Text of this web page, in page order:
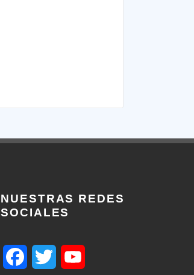
NUESTRAS REDES
SOCIALES
FacebookTwitter